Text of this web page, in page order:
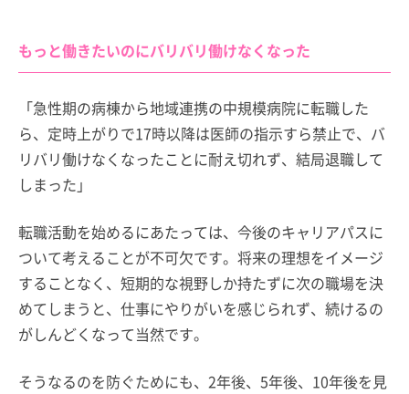
もっと働きたいのにバリバリ働けなくなった
「急性期の病棟から地域連携の中規模病院に転職した
ら、定時上がりで17時以降は医師の指示すら禁止で、バ
リバリ働けなくなったことに耐え切れず、結局退職して
しまった」
転職活動を始めるにあたっては、今後のキャリアパスに
ついて考えることが不可欠です。将来の理想をイメージ
することなく、短期的な視野しか持たずに次の職場を決
めてしまうと、仕事にやりがいを感じられず、続けるの
がしんどくなって当然です。
そうなるのを防ぐためにも、2年後、5年後、10年後を見